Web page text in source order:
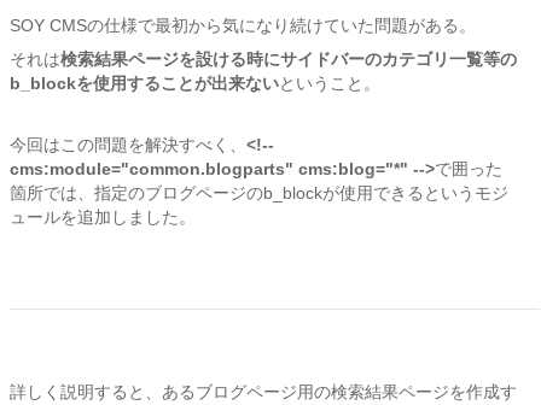
SOY CMSの仕様で最初から気になり続けていた問題がある。
それは検索結果ページを設ける時にサイドバーのカテゴリ一覧等の
b_blockを使用することが出来ないということ。
今回はこの問題を解決すべく、 <!--
cms:module="common.blogparts" cms:blog="*" -->で囲った
箇所では、指定のブログページのb_blockが使用できるというモジ
ュールを追加しました。
詳しく説明すると、あるブログページ用の検索結果ページを作成す